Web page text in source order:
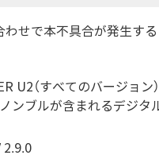
わせで本不具合が発生す
U2（すべてのバージョン
ンブルが含まれるデジタ
2.9.0